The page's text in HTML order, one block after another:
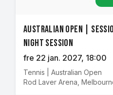
Australian Open |
Night Session
fre 22 jan. 2027, 18:00
Tennis
Australian Open
Rod Laver Arena